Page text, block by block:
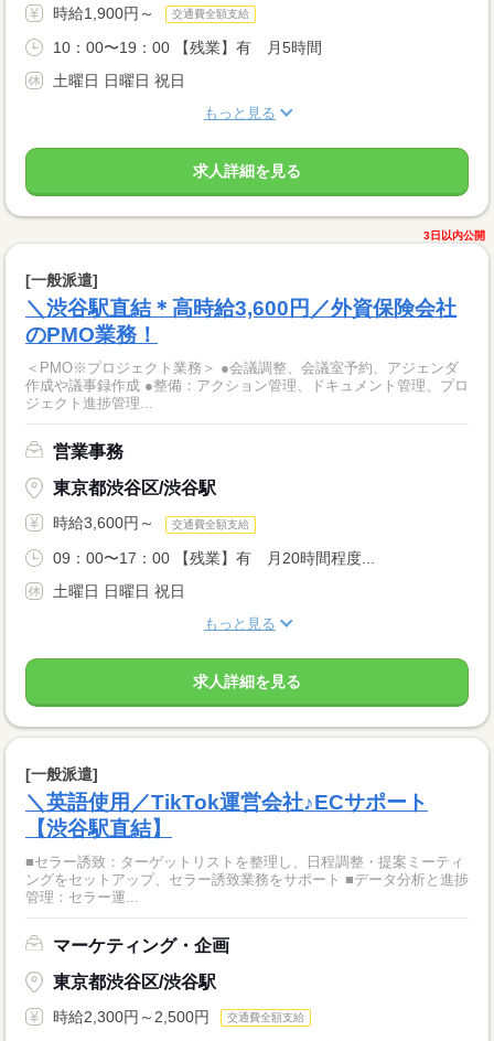
時給1,900円～ 交通費全額支給
10：00〜19：00 【残業】有 月5時間
土曜日 日曜日 祝日
もっと見る
求人詳細を見る
3日以内公開
[一般派遣]
＼渋谷駅直結＊高時給3,600円／外資保険会社
のPMO業務！
＜PMO※プロジェクト業務＞ ●会議調整、会議室予約、アジェンダ
作成や議事録作成 ●整備：アクション管理、ドキュメント管理、プロ
ジェクト進捗管理...
営業事務
東京都渋谷区/渋谷駅
時給3,600円～ 交通費全額支給
09：00〜17：00 【残業】有 月20時間程度...
土曜日 日曜日 祝日
もっと見る
求人詳細を見る
[一般派遣]
＼英語使用／TikTok運営会社♪ECサポート
【渋谷駅直結】
■セラー誘致：ターゲットリストを整理し、日程調整・提案ミーティ
ングをセットアップ、セラー誘致業務をサポート ■データ分析と進捗
管理：セラー運...
マーケティング・企画
東京都渋谷区/渋谷駅
時給2,300円～2,500円 交通費全額支給